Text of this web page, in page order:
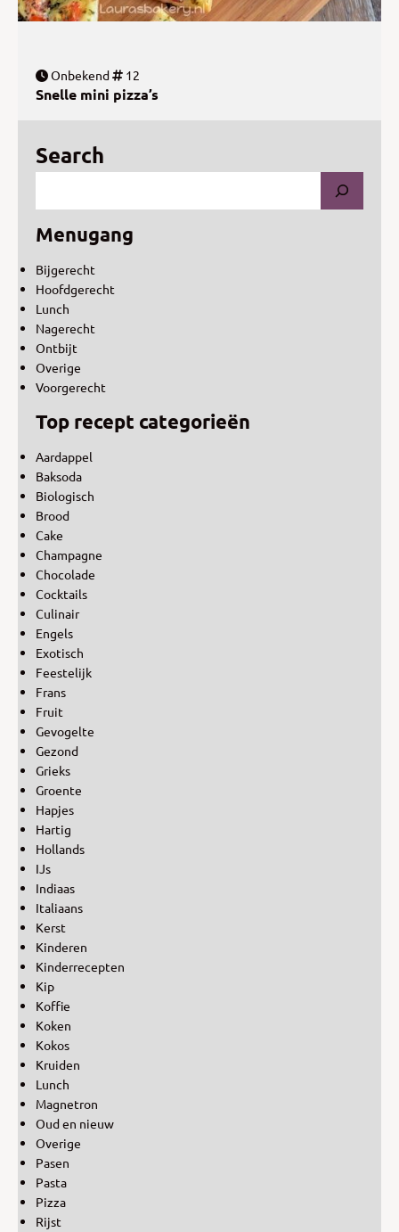
Onbekend 12
Snelle mini pizza’s
Search
Menugang
Bijgerecht
Hoofdgerecht
Lunch
Nagerecht
Ontbijt
Overige
Voorgerecht
Top recept categorieën
Aardappel
Baksoda
Biologisch
Brood
Cake
Champagne
Chocolade
Cocktails
Culinair
Engels
Exotisch
Feestelijk
Frans
Fruit
Gevogelte
Gezond
Grieks
Groente
Hapjes
Hartig
Hollands
IJs
Indiaas
Italiaans
Kerst
Kinderen
Kinderrecepten
Kip
Koffie
Koken
Kokos
Kruiden
Lunch
Magnetron
Oud en nieuw
Overige
Pasen
Pasta
Pizza
Rijst